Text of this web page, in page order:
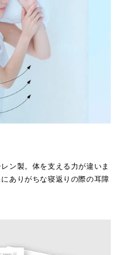
ン製。体を支える力が違いま
ありがちな寝返りの際の耳障